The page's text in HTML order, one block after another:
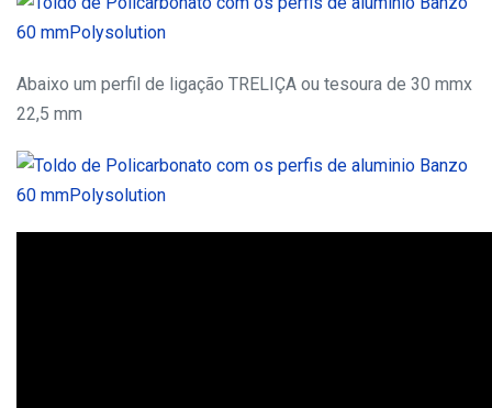
Abaixo um perfil de ligação TRELIÇA ou tesoura de 30 mmx
22,5 mm